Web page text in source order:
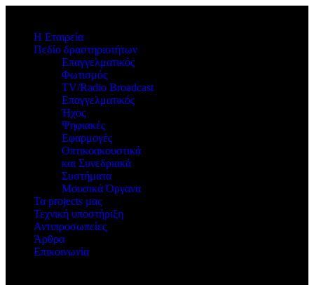
Η Εταιρεία
Πεδίο δραστηριοτήτων
Επαγγελματικός
Φωτισμός
TV/Radio Broadcast
Επαγγελματικός
Ήχος
Ψηφιακές
Εφαρμογές
Οπτικοακουστικά
και Συνεδριακά
Συστήματα
Μουσικά Όργανα
Τα projects μας
Τεχνική υποστήριξη
Αντιπροσωπείες
Άρθρα
Επικοινωνία